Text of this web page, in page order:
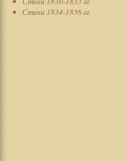
Стихи 1834-1836 гг